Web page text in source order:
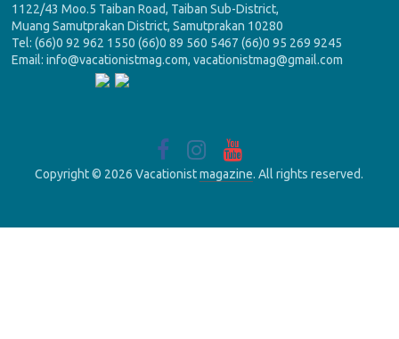
1122/43 Moo.5 Taiban Road, Taiban Sub-District,
Muang Samutprakan District, Samutprakan 10280
Tel: (66)0 92 962 1550 (66)0 89 560 5467 (66)0 95 269 9245
Email: info@vacationistmag.com, vacationistmag@gmail.com
Copyright © 2026 Vacationistmagazine. All rights reserved.